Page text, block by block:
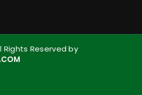
Rights Reserved by